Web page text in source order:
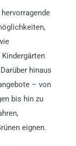
hinaus
– von
bis hin zu
eignen.